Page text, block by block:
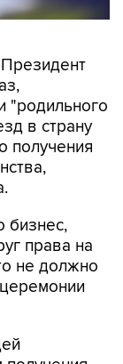
в страну
получения
не должно